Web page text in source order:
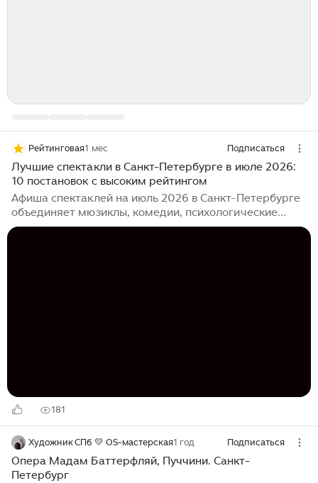
Рейтинговая1 мес Подписаться
Лучшие спектакли в Санкт-Петербурге в июле 2026:
10 постановок с высоким рейтингом
Афиша спектаклей на июль 2026 в Санкт-Петербурге
объединяет мюзиклы, комедии, психологические
драмы и семейные постановки с билетами от 700
181
Художник СПб 💛 OS-мастерская1 год Подписаться
Опера Мадам Баттерфляй, Пуччини. Санкт-
Петербург